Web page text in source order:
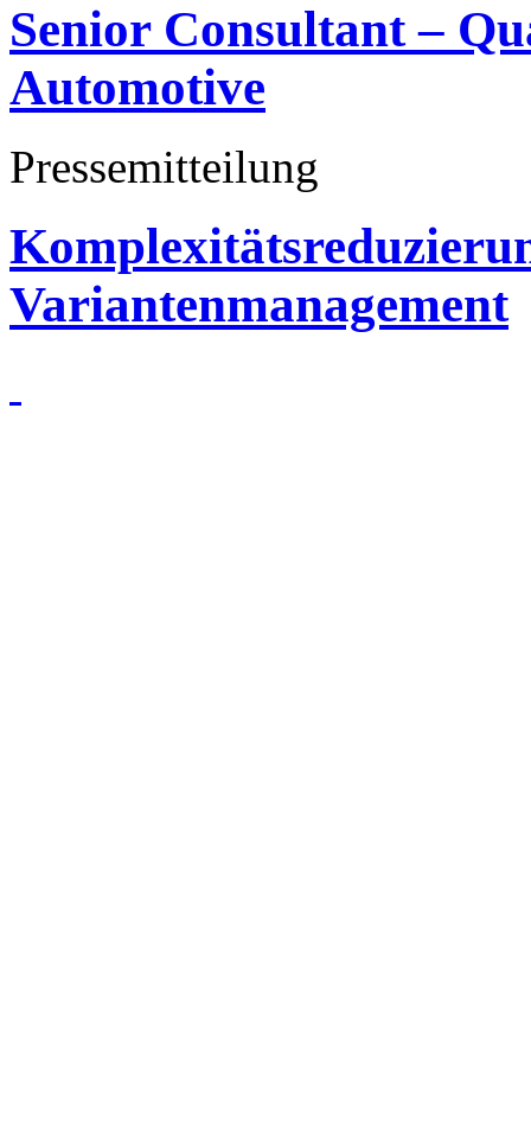
Senior Consultant –
Automotive
Pressemitteilung
Variantenmanagement